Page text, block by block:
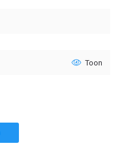
Toon